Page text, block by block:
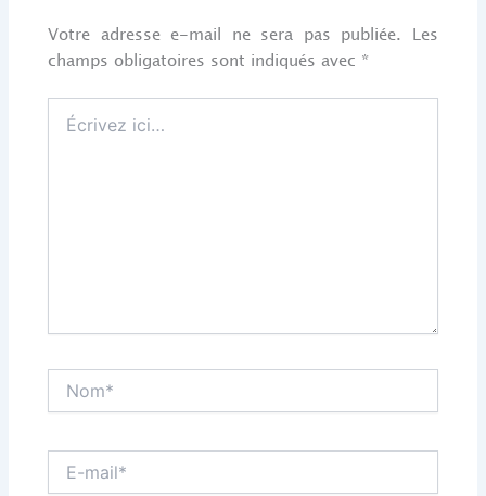
Votre adresse e-mail ne sera pas publiée. Les
champs obligatoires sont indiqués avec *
Écrivez
ici…
Nom*
mail*